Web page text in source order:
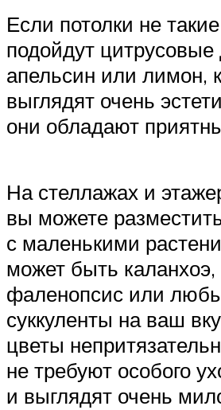
Если потолки не
подойдут цитрусовые
апельсин или лимон,
выглядят очень
они обладают
На стеллажах и
вы можете
с маленькими
может быть каланхоэ,
фаленопсис или
суккуленты на ваш
цветы
не требуют особого
и выглядят очень